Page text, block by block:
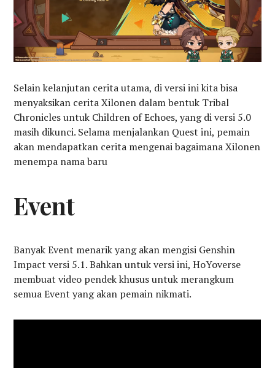
Selain kelanjutan cerita utama, di versi ini kita bisa
menyaksikan cerita Xilonen dalam bentuk Tribal
Chronicles untuk Children of Echoes, yang di versi 5.0
masih dikunci. Selama menjalankan Quest ini, pemain
akan mendapatkan cerita mengenai bagaimana Xilonen
menempa nama baru
Event
Banyak Event menarik yang akan mengisi Genshin
Impact versi 5.1. Bahkan untuk versi ini, HoYoverse
membuat video pendek khusus untuk merangkum
semua Event yang akan pemain nikmati.